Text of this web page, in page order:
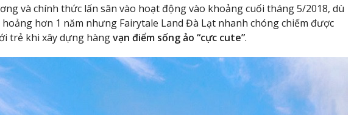
và chính thức lấn sân vào hoạt động vào khoảng cuối tháng 5/2018, dù
hơn 1 năm nhưng Fairytale Land Đà Lạt nhanh chóng chiếm được
trẻ khi xây dựng hàngvạn điểm sống ảo “cực cute”.